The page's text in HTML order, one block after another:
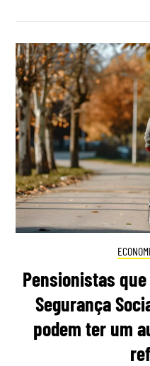
Pensionistas
Segurança
podem ter um